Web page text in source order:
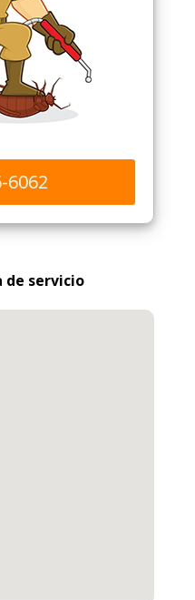
6062
de servicio